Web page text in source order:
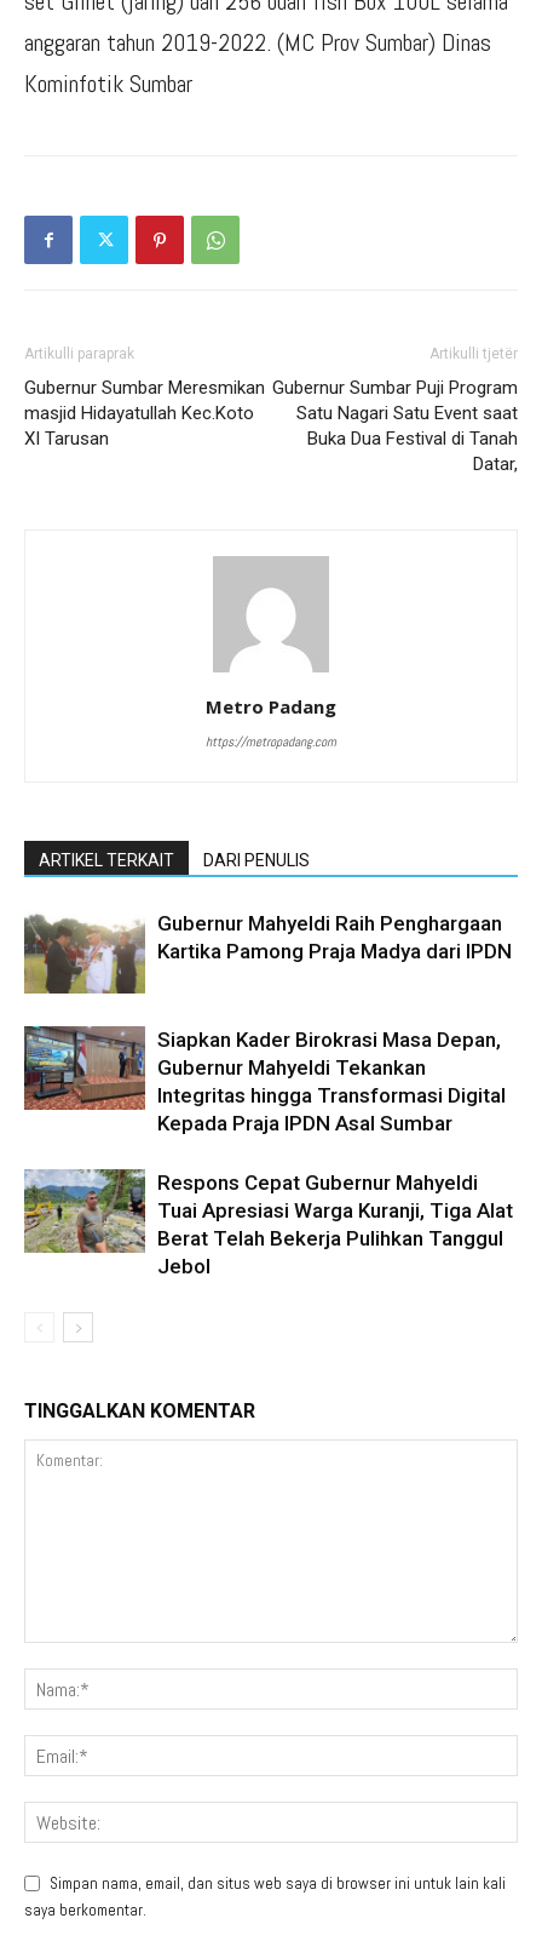
anggaran tahun 2019-2022. (MC Prov Sumbar) Dinas
Kominfotik Sumbar
Artikulli paraprak
Gubernur Sumbar Meresmikan
masjid Hidayatullah Kec.Koto
XI Tarusan
Artikulli tjetër
Gubernur Sumbar Puji Program
Satu Nagari Satu Event saat
Buka Dua Festival di Tanah
Datar,
Metro Padang
https://metropadang.com
ARTIKEL TERKAIT DARI PENULIS
Gubernur Mahyeldi Raih Penghargaan
Kartika Pamong Praja Madya dari IPDN
Siapkan Kader Birokrasi Masa Depan,
Gubernur Mahyeldi Tekankan
Integritas hingga Transformasi Digital
Kepada Praja IPDN Asal Sumbar
Respons Cepat Gubernur Mahyeldi
Tuai Apresiasi Warga Kuranji, Tiga Alat
Berat Telah Bekerja Pulihkan Tanggul
Jebol
TINGGALKAN KOMENTAR
Simpan nama, email, dan situs web saya di browser ini untuk lain kali
saya berkomentar.